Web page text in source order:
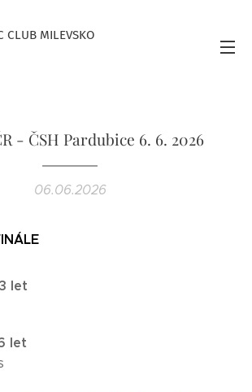
CLUB MILEVSKO
- ČSH Pardubice 6. 6. 2026
06.06.2026
let
let